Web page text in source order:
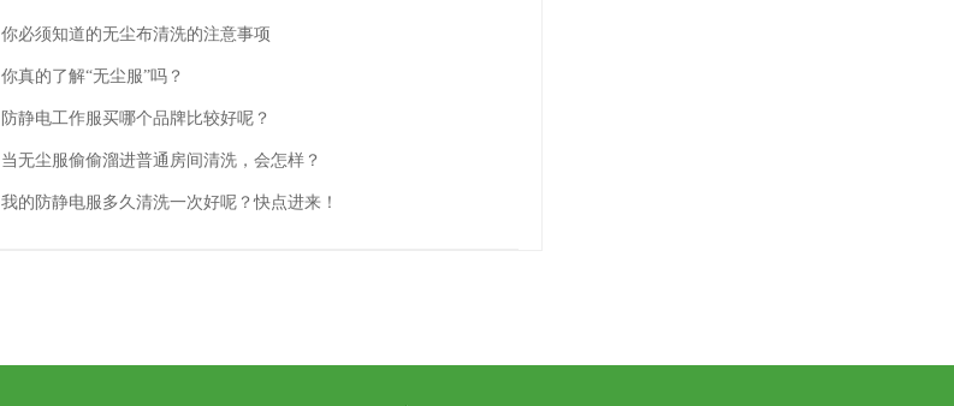
你必须知道的无尘布清洗的注意事项
你真的了解“无尘服”吗？
防静电工作服买哪个品牌比较好呢？
当无尘服偷偷溜进普通房间清洗，会怎样？
我的防静电服多久清洗一次好呢？快点进来！